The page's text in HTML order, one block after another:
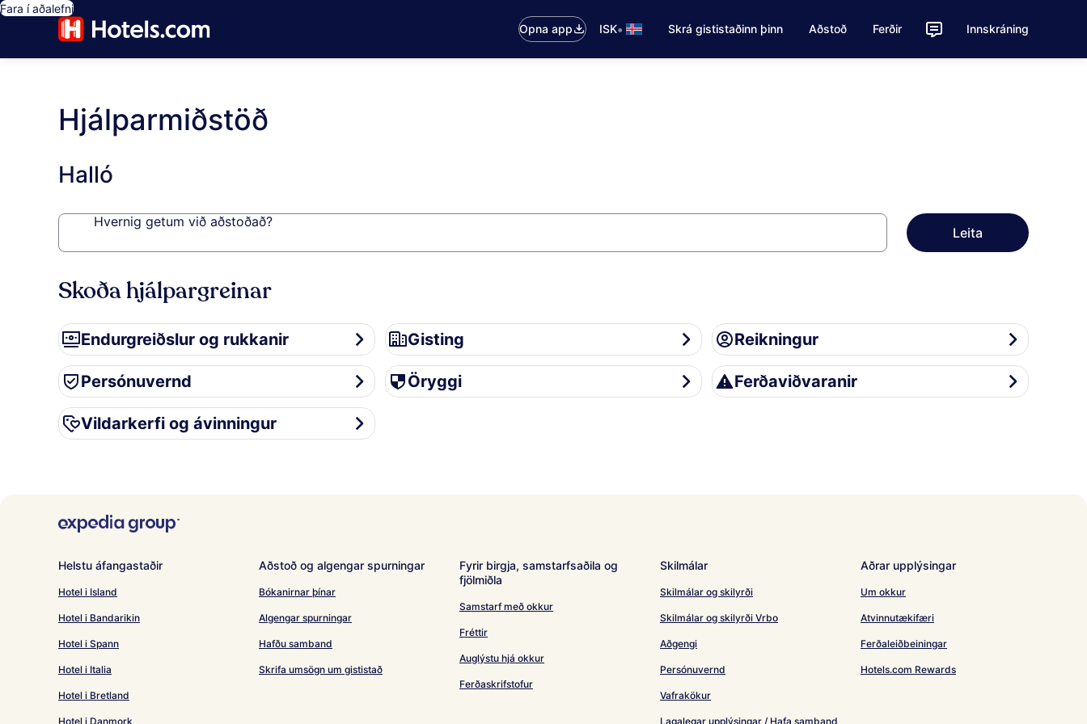
Fara í aðalefni
Opna app
ISK• Skrá gististaðinn þinn Aðstoð Ferðir Innskráning
Hjálparmiðstöð
Halló
Hvernig getum við aðstoðað?
Leita
Skoða hjálpargreinar
Endurgreiðslur og rukkanir
Endurgreiðslur og rukkanir Gisting
Gisting Reikningur
Reikningur
Persónuvernd
Persónuvernd Öryggi
Öryggi Ferðaviðvaranir
Ferðaviðvaranir
Vildarkerfi og ávinningur
Vildarkerfi og ávinningur
Helstu áfangastaðir
Hotel i Island
Hotel i Bandarikin
Hotel i Spann
Hotel i Italia
Hotel i Bretland
Hotel i Danmork
Aðstoð og algengar spurningar
Bókanirnar þínar
Algengar spurningar
Hafðu samband
Skrifa umsögn um gististað
Fyrir birgja, samstarfsaðila og
fjölmiðla
Samstarf með okkur
Fréttir
Auglýstu hjá okkur
Ferðaskrifstofur
Skilmálar
Skilmálar og skilyrði
Skilmálar og skilyrði Vrbo
Aðgengi
Persónuvernd
Vafrakökur
Lagalegar upplýsingar / Hafa samband
Aðrar upplýsingar
Um okkur
Atvinnutækifæri
Ferðaleiðbeiningar
Hotels.com Rewards